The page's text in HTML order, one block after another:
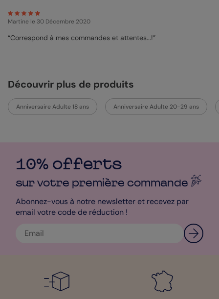
Martine le 30 Décembre 2020
“Correspond à mes commandes et attentes...!”
Découvrir plus de produits
Anniversaire Adulte 18 ans Anniversaire Adulte 20-29 ans
10% offerts
sur votre première commande
Abonnez-vous à notre newsletter et recevez par
email votre code de réduction !